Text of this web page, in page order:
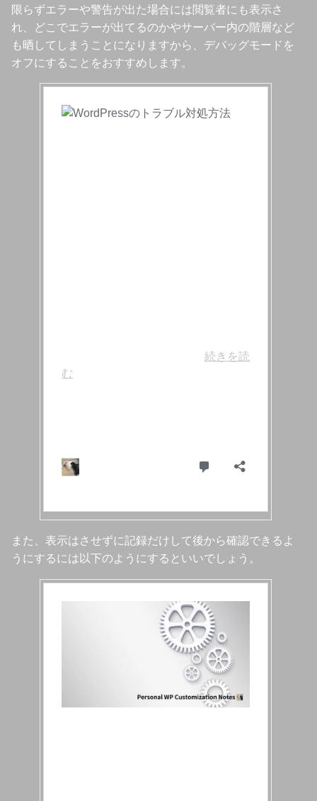
限らずエラーや警告が出た場合には閲覧者にも表示さ
れ、どこでエラーが出てるのかやサーバー内の階層など
も晒してしまうことになりますから、デバッグモードを
オフにすることをおすすめします。
また、表示はさせずに記録だけして後から確認できるよ
うにするには以下のようにするといいでしょう。